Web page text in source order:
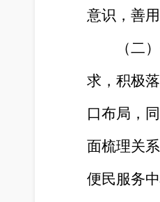
意识，善
（二
求，积极
口布局，
面梳理关
便民服务